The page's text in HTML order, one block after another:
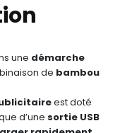
une démarche
de bambou
est doté
d’une sortie USB